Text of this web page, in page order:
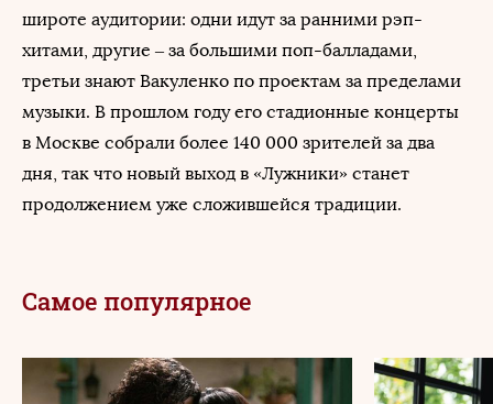
широте аудитории: одни идут за ранними рэп-
хитами, другие – за большими поп-балладами,
третьи знают Вакуленко по проектам за пределами
музыки. В прошлом году его стадионные концерты
в Москве собрали более 140 000 зрителей за два
дня, так что новый выход в «Лужники» станет
продолжением уже сложившейся традиции.
Самое популярное